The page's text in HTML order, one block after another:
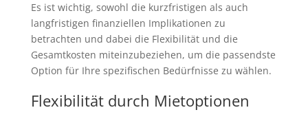
Es ist wichtig, sowohl die kurzfristigen als auch
langfristigen finanziellen Implikationen zu
betrachten und dabei die Flexibilität und die
Gesamtkosten miteinzubeziehen, um die passendste
Option für Ihre spezifischen Bedürfnisse zu wählen.
Flexibilität durch Mietoptionen